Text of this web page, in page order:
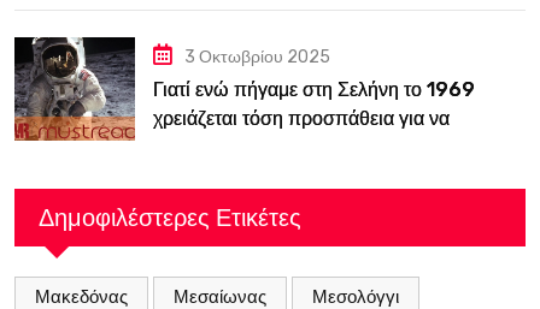
3 Οκτωβρίου 2025
Γιατί ενώ πήγαμε στη Σελήνη το 1969
χρειάζεται τόση προσπάθεια για να
Δημοφιλέστερες Ετικέτες
Μακεδόνας Μεσαίωνας Μεσολόγγι